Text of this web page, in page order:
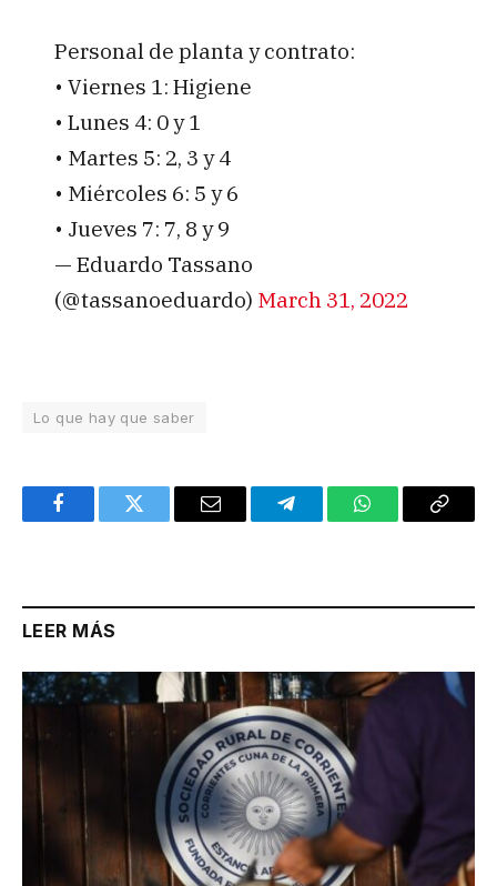
Personal de planta y contrato:
• Viernes 1: Higiene
• Lunes 4: 0 y 1
• Martes 5: 2, 3 y 4
• Miércoles 6: 5 y 6
• Jueves 7: 7, 8 y 9
— Eduardo Tassano
(@tassanoeduardo) March 31, 2022
Lo que hay que saber
FacebookTwitter Email TelegramWhatsAppCopy
LEER MÁS